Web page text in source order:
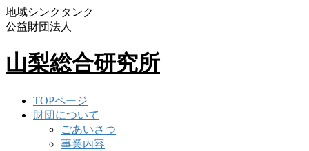
地域シンクタンク
公益財団法人
山梨総合研究所
TOPページ
財団について
ごあいさつ
事業内容